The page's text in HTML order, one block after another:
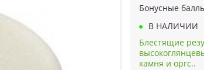
Бонусные
В НАЛИЧИИ
Блестящие
камня и оргс..